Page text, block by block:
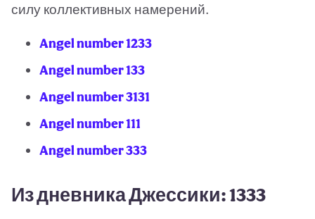
силу коллективных намерений.
Angel number 1233
Angel number 133
Angel number 3131
Angel number 111
Angel number 333
Из дневника Джессики: 1333